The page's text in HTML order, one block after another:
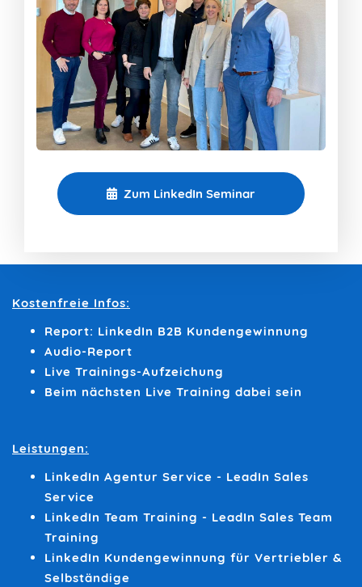
Zum LinkedIn Seminar
Kostenfreie Infos:
Report: LinkedIn B2B Kundengewinnung
Audio-Report
Live Trainings-Aufzeichung
Beim nächsten Live Training dabei sein
Leistungen:
LinkedIn Agentur Service - LeadIn Sales
Service
LinkedIn Team Training - LeadIn Sales Team
Training
LinkedIn Kundengewinnung für Vertriebler &
Selbständige